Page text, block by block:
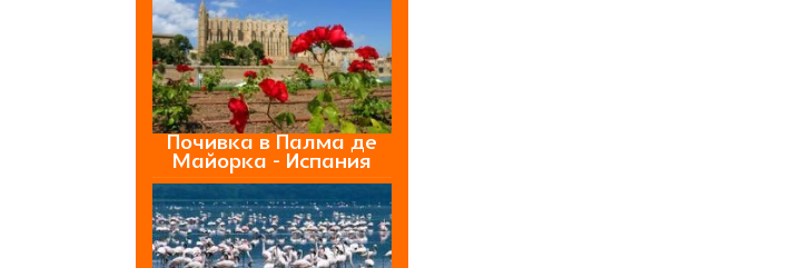
Почивка в Палма де
Майорка - Испания